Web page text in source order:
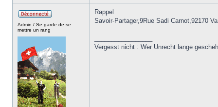
Admin / Se garde de se
mettre un rang
Rappel
Savoir-Partager,9Rue Sadi Carnot,92170
Vergesst nicht : Wer Unrecht lange